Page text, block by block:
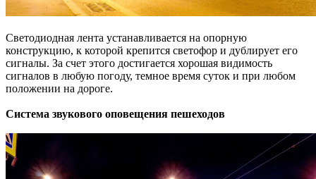
Светодиодная лента устанавливается на опорную
конструкцию, к которой крепится светофор и дублирует его
сигналы. За счет этого достигается хорошая видимость
сигналов в любую погоду, темное время суток и при любом
положении на дороге.
Система звукового оповещения пешеходов